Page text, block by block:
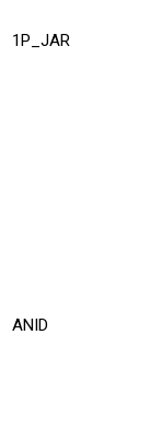
1P_JAR
ANID